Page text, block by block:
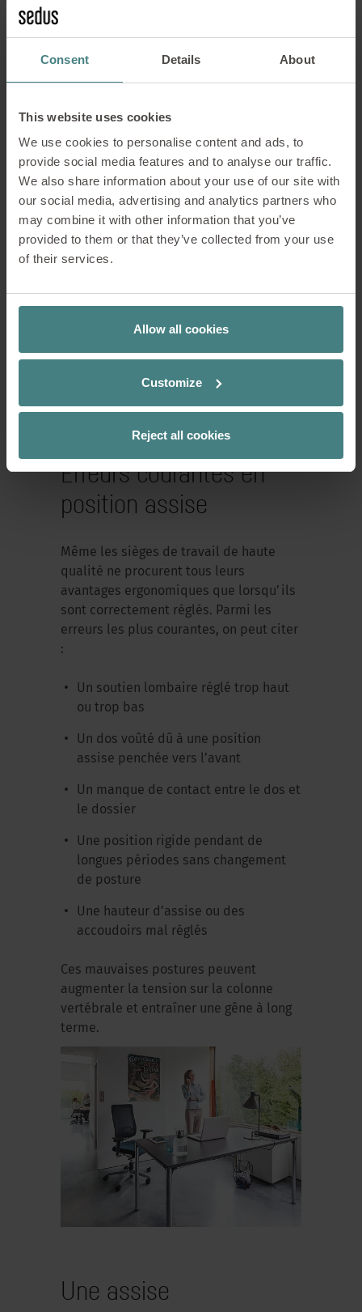
Consent Details About
This website uses cookies
We use cookies to personalise content and ads, to
provide social media features and to analyse our traffic.
We also share information about your use of our site with
our social media, advertising and analytics partners who
may combine it with other information that you’ve
provided to them or that they’ve collected from your use
of their services.
Allow all cookies
Customize
Reject all cookies
sièges de travail modernes permettent
également de régler la profondeur, ce
le dos.
4. Changez régulièrement
de posture
Même la meilleure position assise ne
recommandé de changer régulièrement
temps et de s’asseoir de manière
dynamique. Les bureaux réglables en
travail flexibles apportent un soutien
supplémentaire à cet égard.
Erreurs courantes en
position assise
Même les sièges de travail de haute
qualité ne procurent tous leurs
avantages ergonomiques que lorsqu’ils
sont correctement réglés. Parmi les
erreurs les plus courantes, on peut citer
:
Un soutien lombaire réglé trop haut
ou trop bas
Un dos voûté dû à une position
assise penchée vers l’avant
Un manque de contact entre le dos et
le dossier
Une position rigide pendant de
longues périodes sans changement
de posture
Une hauteur d’assise ou des
accoudoirs mal réglés
Ces mauvaises postures peuvent
augmenter la tension sur la colonne
vertébrale et entraîner une gêne à long
terme.
Une assise